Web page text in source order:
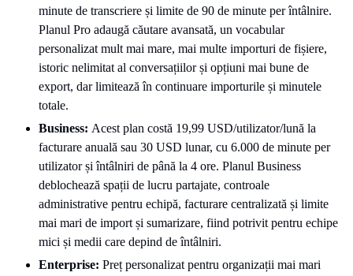
minute de transcriere și limite de 90 de minute per întâlnire.
Planul Pro adaugă căutare avansată, un vocabular
personalizat mult mai mare, mai multe importuri de fișiere,
istoric nelimitat al conversațiilor și opțiuni mai bune de
export, dar limitează în continuare importurile și minutele
totale.
Business: Acest plan costă 19,99 USD/utilizator/lună la
facturare anuală sau 30 USD lunar, cu 6.000 de minute per
utilizator și întâlniri de până la 4 ore. Planul Business
deblochează spații de lucru partajate, controale
administrative pentru echipă, facturare centralizată și limite
mai mari de import și sumarizare, fiind potrivit pentru echipe
mici și medii care depind de întâlniri.
Enterprise: Preț personalizat pentru organizații mai mari